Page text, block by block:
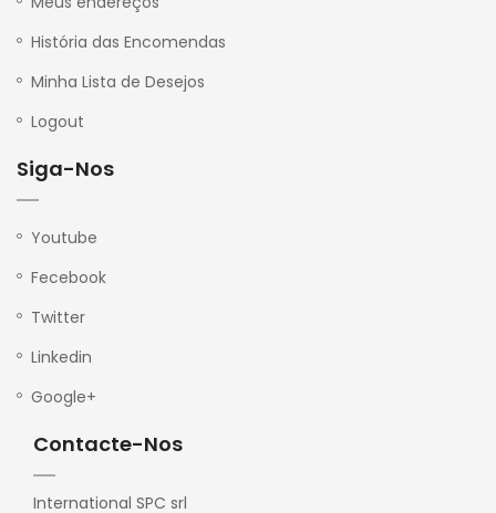
História das Encomendas
Minha Lista de Desejos
Logout
Siga-Nos
Youtube
Fecebook
Twitter
Linkedin
Google+
Contacte-Nos
International SPC srl